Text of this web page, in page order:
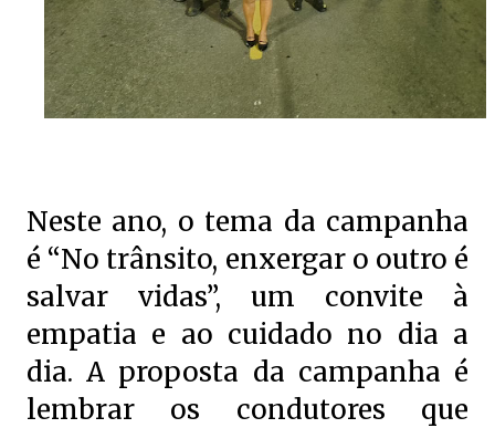
Neste ano, o tema da campanha
é “No trânsito, enxergar o outro é
salvar vidas”, um convite à
empatia e ao cuidado no dia a
dia. A proposta da campanha é
lembrar os condutores que